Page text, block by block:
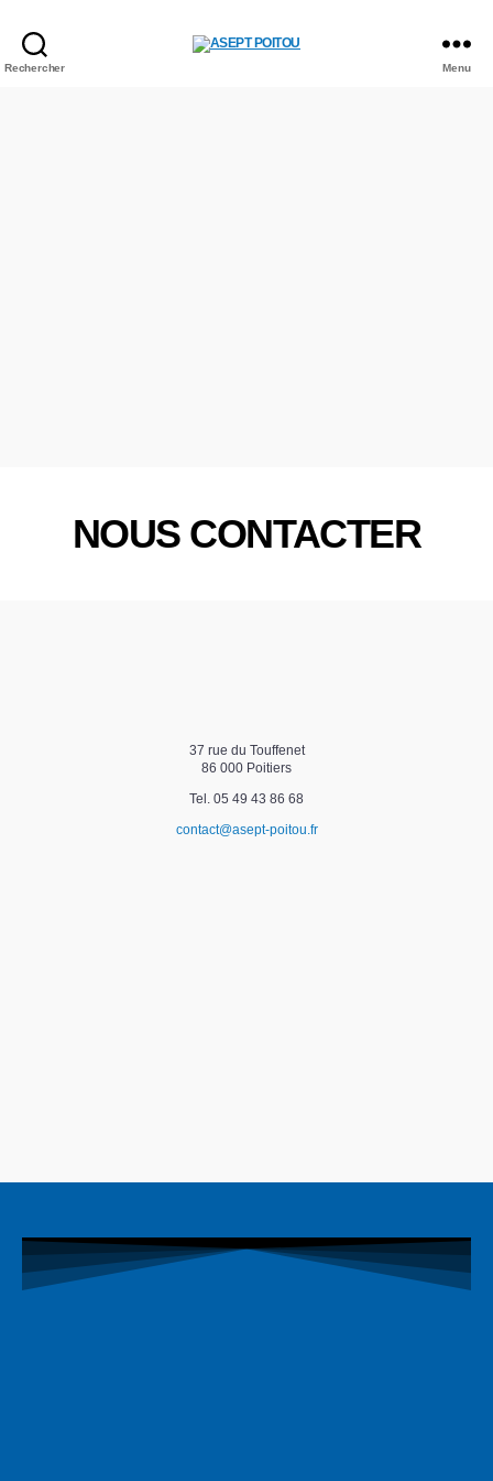
Rechercher Menu
NOUS CONTACTER
37 rue du Touffenet
86 000 Poitiers
Tel. 05 49 43 86 68
contact@asept-poitou.fr